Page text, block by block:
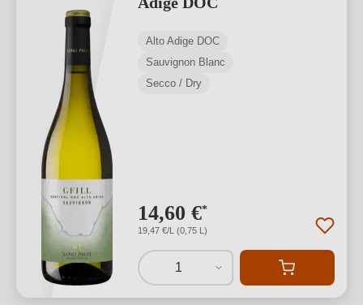
Alto Adige DOC
Sauvignon Blanc
Secco / Dry
14,60 €*
19,47 €/L (0,75 L)
1